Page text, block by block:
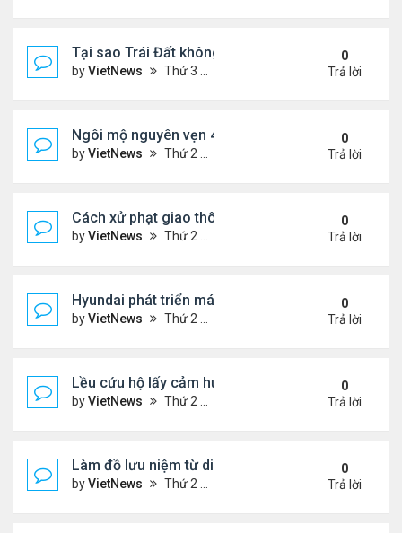
Tại sao Trái Đất không tròn hoàn hảo?
byVietNews Thứ 3 Tháng 4 05, 2022 1:45 pm
0
Trả lời
Ngôi mộ nguyên vẹn 4.000 năm của nữ hoàng Ai
byVietNews Thứ 2 Tháng 4 04, 2022 9:36 pm
0
Trả lời
Cách xử phạt giao thông lạ lẫm ở Đức
byVietNews Thứ 2 Tháng 4 04, 2022 9:33 pm
0
Trả lời
Hyundai phát triển máy bay hydro cất cánh thẳng
byVietNews Thứ 2 Tháng 4 04, 2022 9:29 pm
0
Trả lời
Lều cứu hộ lấy cảm hứng từ gấu Bắc Cực
byVietNews Thứ 2 Tháng 4 04, 2022 9:25 pm
0
Trả lời
Làm đồ lưu niệm từ di vật người đã khuất
byVietNews Thứ 2 Tháng 4 04, 2022 9:24 pm
0
Trả lời